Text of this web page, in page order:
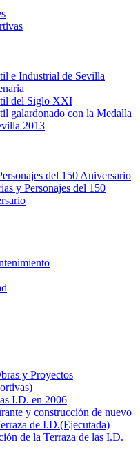
e Industrial de Sevilla
del Siglo XXI
galardonado con la Medalla
2013
del 150 Aniversario
y Personajes del 150
y Proyectos
I.D. en 2006
y construcción de nuevo
de I.D.(Ejecutada)
de la Terraza de las I.D.